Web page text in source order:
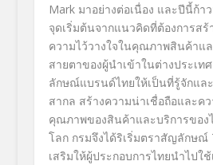
Mark มาอย่างต่อเนื่อง และปีนี้ก้า
จุดเริ่มต้นจากแนวคิดที่ต้องการสร้
ความไว้วางใจในคุณภาพสินค้าแ
สายตาของผู้นำเข้าในต่างประเท
ลักษณ์แบรนด์ไทยให้เป็นที่รู้จักแล
สากล สร้างความน่าเชื่อถือและค
คุณภาพของสินค้าและบริการของ
โลก กรมจึงได้ริเริ่มตราสัญลักษณ์
เสริมให้ผู้ประกอบการไทยนำไปใช้